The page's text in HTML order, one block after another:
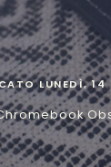
LUNEDÌ,